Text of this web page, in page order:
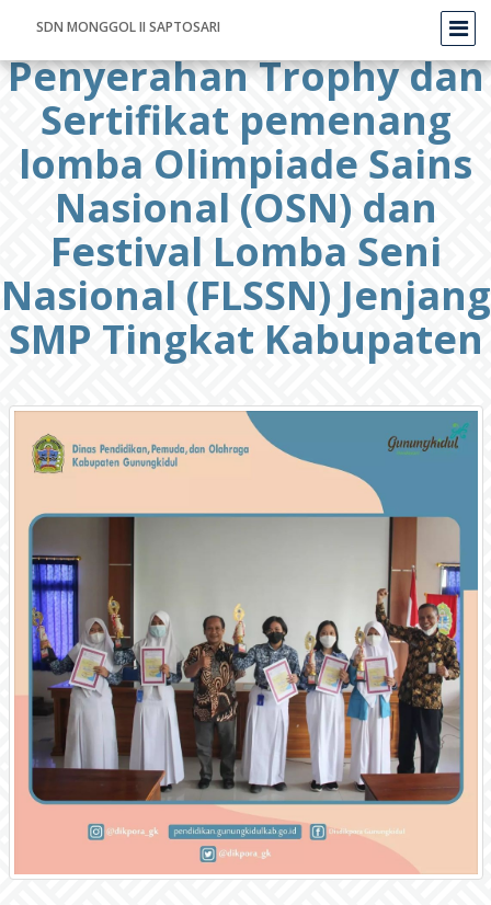
SDN MONGGOL II SAPTOSARI
Penyerahan Trophy dan
Sertifikat pemenang
lomba Olimpiade Sains
Nasional (OSN) dan
Festival Lomba Seni
Nasional (FLSSN) Jenjang
SMP Tingkat Kabupaten